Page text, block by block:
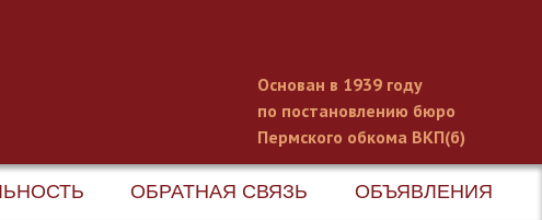
Основан в 1939 году
по постановлению бюро
Пермского обкома ВКП(б)
ОБРАТНАЯ СВЯЗЬ ОБЪЯВЛЕНИЯ